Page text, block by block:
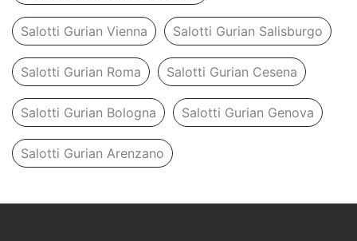
Salotti Gurian Vienna Salotti Gurian Salisburgo
Salotti Gurian Roma Salotti Gurian Cesena
Salotti Gurian Bologna Salotti Gurian Genova
Salotti Gurian Arenzano